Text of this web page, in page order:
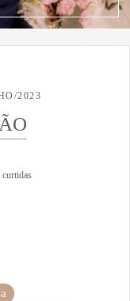
2023
curtidas